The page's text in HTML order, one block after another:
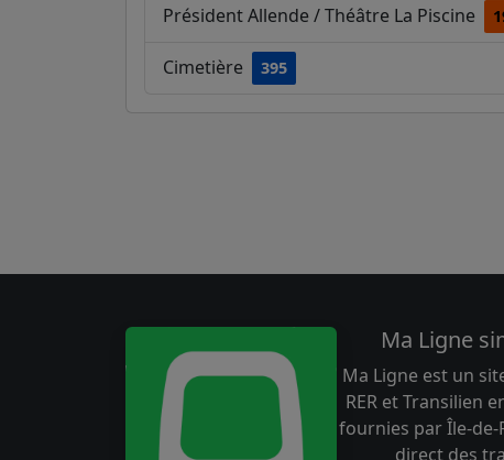
Président Allende / Théâtre La Piscine
Cimetière 395
Ma Ligne
Ma Ligne est un
RER et Transilien
fournies par Île-
direct des